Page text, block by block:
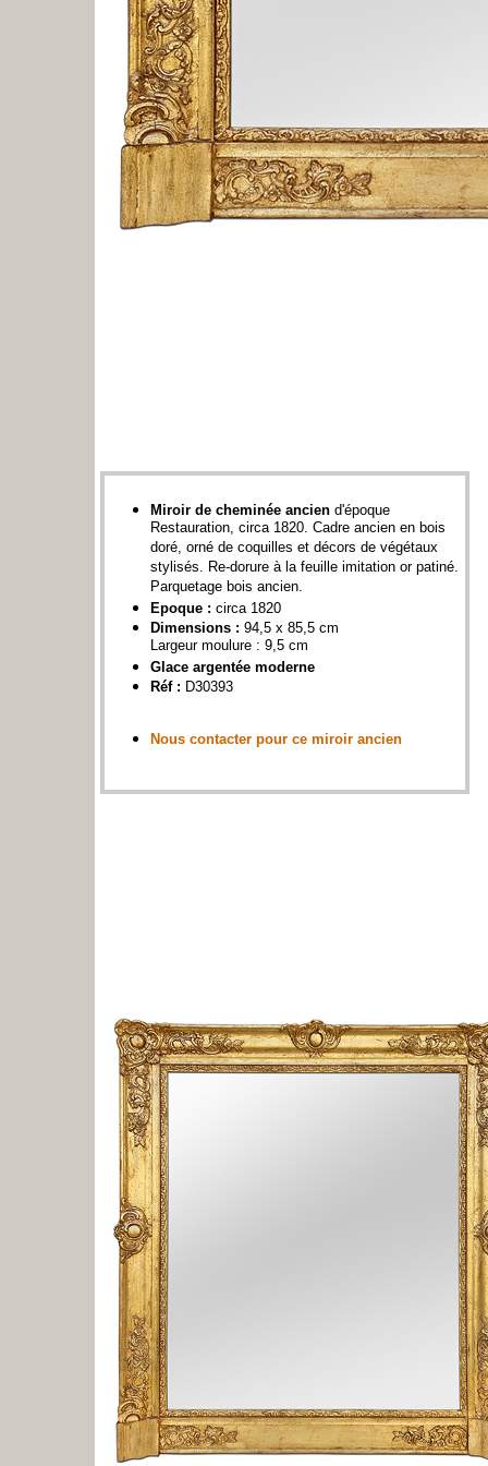
Miroir de cheminée ancien d'époque
Restauration, circa 1820. Cadre ancien en bois
doré, orné de coquilles et décors de végétaux
stylisés. Re-dorure à la feuille imitation or patiné.
Parquetage bois ancien.
Epoque : circa 1820
Dimensions : 94,5 x 85,5 cm
Largeur moulure : 9,5 cm
Glace argentée moderne
Réf : D30393
Nous contacter pour ce miroir ancien